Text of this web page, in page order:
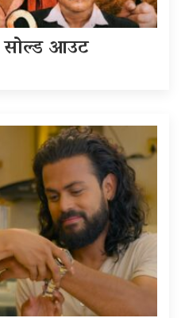
सोल्ड आउट